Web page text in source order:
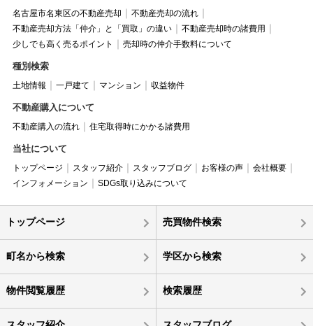
名古屋市名東区の不動産売却
不動産売却の流れ
不動産売却方法「仲介」と「買取」の違い
不動産売却時の諸費用
少しでも高く売るポイント
売却時の仲介手数料について
種別検索
土地情報 一戸建て マンション 収益物件
不動産購入について
不動産購入の流れ 住宅取得時にかかる諸費用
当社について
トップページ スタッフ紹介 スタッフブログ お客様の声
会社概要
インフォメーション
SDGs取り込みについて
トップページ 売買物件検索
町名から検索 学区から検索
物件閲覧履歴 検索履歴